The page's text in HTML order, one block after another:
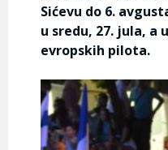
Sićevu do 6.
u sredu, 27. jula, a
evropskih pilota.